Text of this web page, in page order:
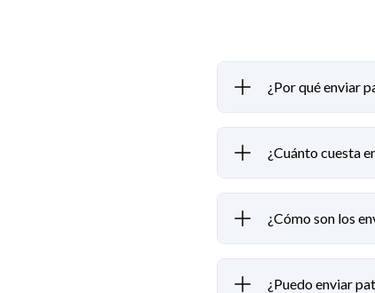
¿Por qué enviar
¿Cuánto cuesta
¿Cómo son los
¿Puedo enviar